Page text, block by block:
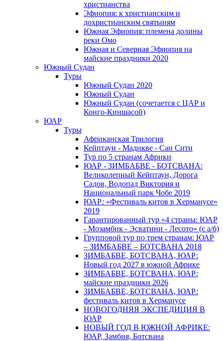
христианства
Эфиопия: к христианским и
дохристианским святыням
Южная Эфиопия: племена долины
реки Омо
Южная и Северная Эфиопия на
майские праздники 2020
Южный Судан
Туры
Южный Cудан 2020
Южный Cудан
Южный Судан (сочетается с ЦАР и
Конго-Киншасой)
ЮАР
Туры
Африканская Трилогия
Кейптаун - Мадикве - Сан Сити
Тур по 5 странам Африки
ЮАР - ЗИМБАБВЕ - БОТСВАНА:
Великолепный Кейптаун, Дорога
Садов, Водопад Виктория и
Национальный парк Чобе 2019
ЮАР: «Фестиваль китов в Херманусе»
2019
Гарантированный тур «4 страны: ЮАР
- Мозамбик - Эсватини - Лесото» (с а/б)
Групповой тур по трем странам: ЮАР
– ЗИМБАБВЕ – БОТСВАНА 2018
ЗИМБАБВЕ, БОТСВАНА, ЮАР:
Новый год 2027 в южной Африке
ЗИМБАБВЕ, БОТСВАНА, ЮАР:
майские праздники 2026
ЗИМБАБВЕ, БОТСВАНА, ЮАР:
фестиваль китов в Херманусе
НОВОГОДНЯЯ ЭКСПЕДИЦИЯ В
ЮАР
НОВЫЙ ГОД В ЮЖНОЙ АФРИКЕ:
ЮАР, Замбия, Ботсвана